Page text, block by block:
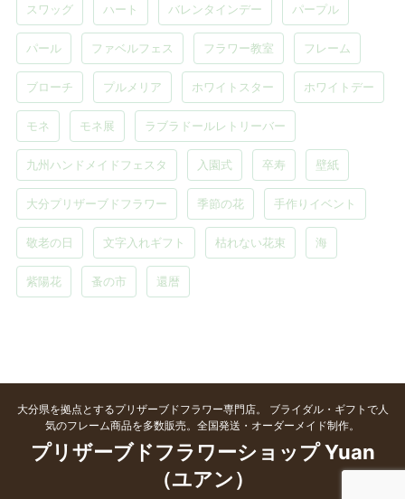
スワッグ ハート バレンタインデー パープル
パール ファベルフェス フラワー教室 フレーム
ブローチ プルメリア ホワイトスター ホワイトデー
モネ モネ展 ラブラドールレトリーバー
九州ハンドメイドフェスタ 入園式 卒寿 壁紙
大分プリザーブドフラワー 季節の花 手作りイベント
敬老の日 文字入れギフト 枯れない花束 海
紫陽花 蚤の市 還暦
大分県を拠点とするプリザーブドフラワー専門店。 ブライダル・ギフトで人
気のフレーム商品を多数販売。全国発送・オーダーメイド制作。
プリザーブドフラワーショップ Yuan
（ユアン）